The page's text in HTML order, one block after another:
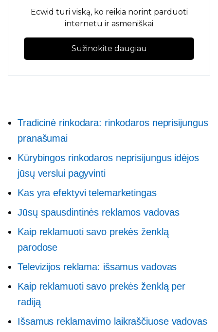
Ecwid turi viską, ko reikia norint parduoti
internetu ir asmeniškai
Sužinokite daugiau
Tradicinė rinkodara: rinkodaros neprisijungus
pranašumai
Kūrybingos rinkodaros neprisijungus idėjos
jūsų verslui pagyvinti
Kas yra efektyvi telemarketingas
Jūsų spausdintinės reklamos vadovas
Kaip reklamuoti savo prekės ženklą
parodose
Televizijos reklama: išsamus vadovas
Kaip reklamuoti savo prekės ženklą per
radiją
Išsamus reklamavimo laikraščiuose vadovas